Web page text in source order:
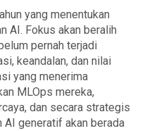
yang menentukan
AI. Fokus akan beralih
pernah terjadi
keandalan, dan nilai
yang menerima
MLOps mereka,
dan secara strategis
AI generatif akan berada